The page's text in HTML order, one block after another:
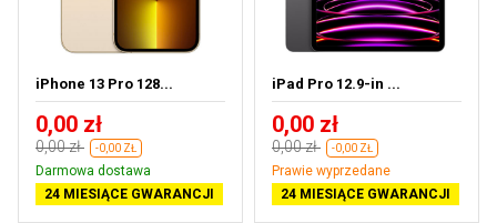
iPhone 13 Pro 128...
0,00 zł
0,00 zł -0,00 ZŁ
Darmowa dostawa
24 MIESIĄCE GWARANCJI
iPad Pro 12.9-in ...
0,00 zł
0,00 zł -0,00 ZŁ
Prawie wyprzedane
24 MIESIĄCE GWARANCJI